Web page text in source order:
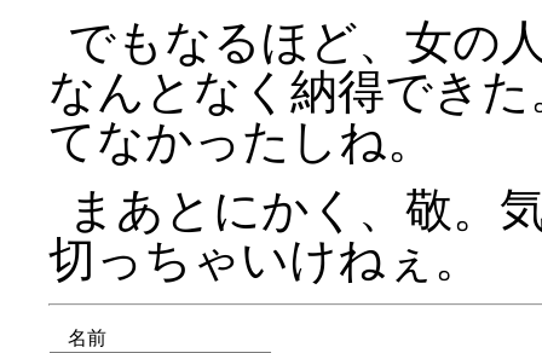
でもなるほど、女の
なんとなく納得でき
てなかったしね。
まあとにかく、敬。
切っちゃいけねぇ。
名前